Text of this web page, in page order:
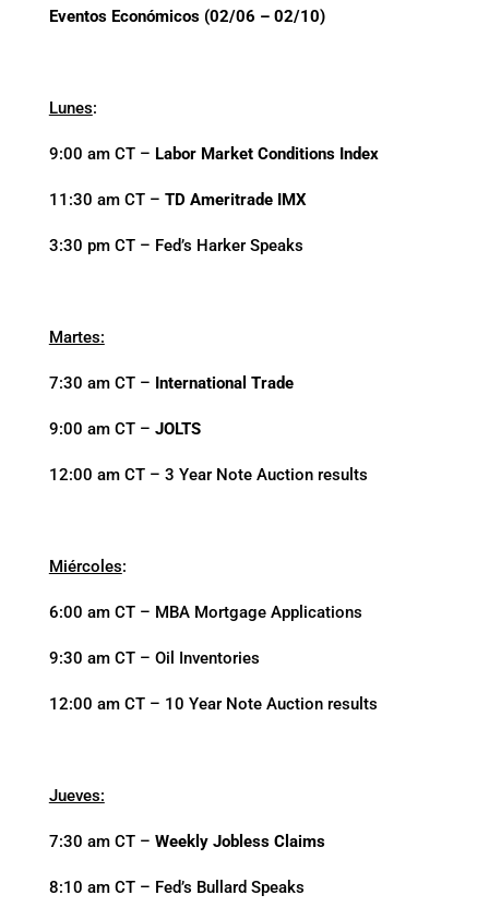
Eventos Económicos (02/06 – 02/10)
Lunes:
9:00 am CT – Labor Market Conditions Index
11:30 am CT – TD Ameritrade IMX
3:30 pm CT – Fed’s Harker Speaks
Martes:
7:30 am CT – International Trade
9:00 am CT – JOLTS
12:00 am CT – 3 Year Note Auction results
Miércoles:
6:00 am CT – MBA Mortgage Applications
9:30 am CT – Oil Inventories
12:00 am CT – 10 Year Note Auction results
Jueves:
7:30 am CT – Weekly Jobless Claims
8:10 am CT – Fed’s Bullard Speaks